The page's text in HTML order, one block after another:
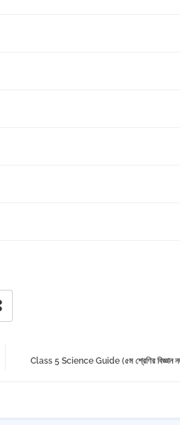
Class 5 Science Guide (৫ম শ্রেণির বিজ্ঞান